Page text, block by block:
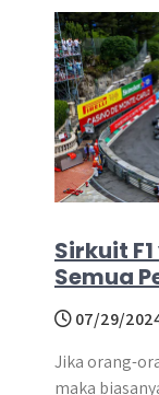
Sirkuit
Semua
07/29/
Jika orang-
maka